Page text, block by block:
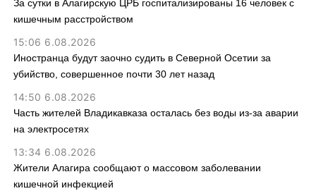
За сутки в Алагирскую ЦРБ госпитализированы 16 человек с
кишечным расстройством
15:06 6.08.2026
Иностранца будут заочно судить в Северной Осетии за
убийство, совершенное почти 30 лет назад
14:50 6.08.2026
Часть жителей Владикавказа осталась без воды из-за аварии
на электросетях
13:34 6.08.2026
Жители Алагира сообщают о массовом заболевании
кишечной инфекцией